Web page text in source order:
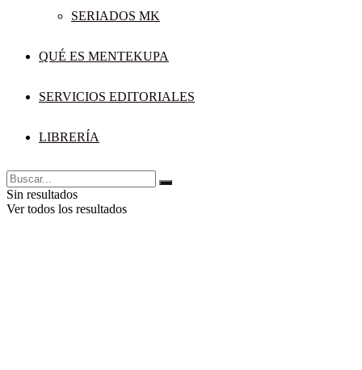
SERIADOS MK
QUÉ ES MENTEKUPA
SERVICIOS EDITORIALES
LIBRERÍA
Sin resultados
Ver todos los resultados